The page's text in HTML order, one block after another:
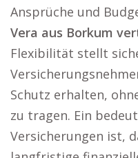
Ansprüche und
Vera aus Borkum
Flexibilität stellt
Schutz erhalten,
zu tragen. Ein
Versicherungen ist,